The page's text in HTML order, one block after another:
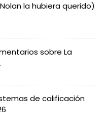
la hubiera querido)
sobre La
de calificación